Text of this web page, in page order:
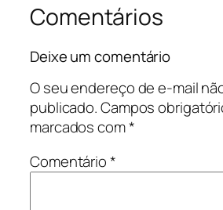
Comentários
Deixe um comentário
O seu endereço de e-mail
publicado.Campos
marcados com*
Comentário*